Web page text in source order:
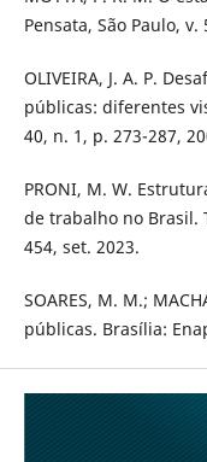
Pensata, São Paulo,
OLIVEIRA, J. A. P.
públicas: diferentes
40, n. 1, p. 273-287,
PRONI, M. W.
de trabalho no Brasil.
454, set. 2023.
SOARES, M. M.;
públicas. Brasília: